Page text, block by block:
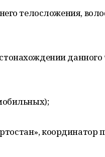
телосложения,
данного
координатор